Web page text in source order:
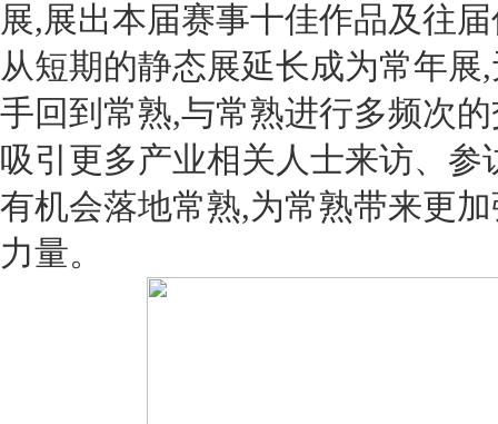
展,展出本届赛事十佳作品及往
从短期的静态展延长成为常年展
手回到常熟,与常熟进行多频次
吸引更多产业相关人士来访、参
有机会落地常熟,为常熟带来更
力量。